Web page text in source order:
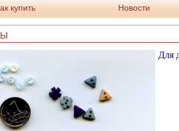
купить Новости
Для